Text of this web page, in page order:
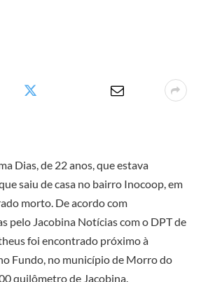
Dias, de 22 anos, que estava
saiu de casa no bairro Inocoop, em
morto. De acordo com
pelo Jacobina Notícias com o DPT de
foi encontrado próximo à
Fundo, no município de Morro do
quilômetro de Jacobina.